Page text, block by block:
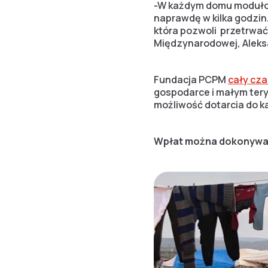
-W każdym domu
naprawdę w kilka
która pozwoli
Międzynarodowej,
Fundacja PCPM cały
gospodarce i małym
możliwość dotarcia do
Wpłat można